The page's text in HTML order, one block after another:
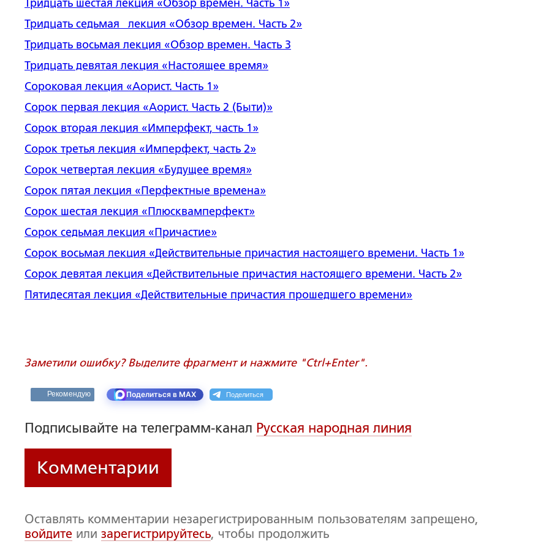
Тридцать шестая лекция «Обзор времен. Часть 1»
Тридцать седьмая лекция «Обзор времен. Часть 2»
Тридцать восьмая лекция «Обзор времен. Часть 3
Тридцать девятая лекция «Настоящее время»
Сороковая лекция «Аорист. Часть 1»
Сорок первая лекция «Аорист. Часть 2 (Быти)»
Сорок вторая лекция « Имперфект, часть 1»
Сорок третья лекция « Имперфект, часть 2»
Сорок четвертая лекция « Будущее время»
Сорок пятая лекция «Перфектные времена»
Сорок шестая лекция «Плюсквамперфект»
Сорок седьмая лекция « Причастие»
Сорок восьмая лекция «Действительные причастия настоящего времени. Часть 1 »
Сорок девятая лекция «Действительные причастия настоящего времени. Часть 2»
Пятидесятая лекция «Действительные причастия прошедшего времени»
Заметили ошибку? Выделите фрагмент и нажмите "Ctrl+Enter".
Рекомендую Поделиться в MAX Поделиться
Подписывайте на телеграмм-канал Русская народная линия
Комментарии
Оставлять комментарии незарегистрированным пользователям запрещено,
войдите или зарегистрируйтесь, чтобы продолжить